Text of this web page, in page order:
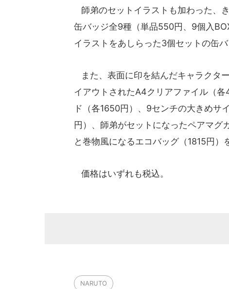
師弟のセットイラストも加わった、
缶バッジ全9種（単品550円、9個入
イラストをあしらった3個セットの缶
また、表面に印を結んだキャラクタ
イアウトされたA4クリアファイル（
ド（各1650円）、9センチの大きめサ
円）、師弟がセットになったペアマグ
と巻物風になるエコバッグ（1815円）
価格はいずれも税込。
NARUTO